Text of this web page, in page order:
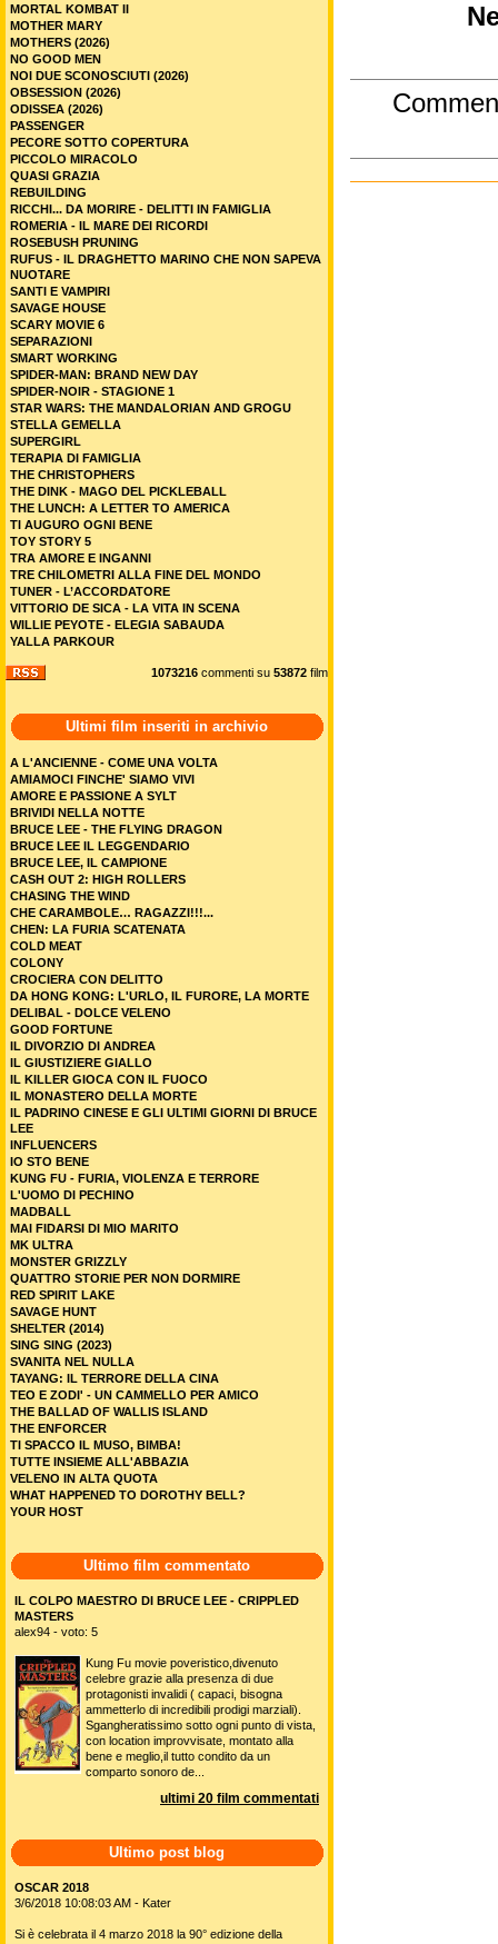
MORTAL KOMBAT II
MOTHER MARY
MOTHERS (2026)
NO GOOD MEN
NOI DUE SCONOSCIUTI (2026)
OBSESSION (2026)
ODISSEA (2026)
PASSENGER
PECORE SOTTO COPERTURA
PICCOLO MIRACOLO
QUASI GRAZIA
REBUILDING
RICCHI... DA MORIRE - DELITTI IN FAMIGLIA
ROMERIA - IL MARE DEI RICORDI
ROSEBUSH PRUNING
RUFUS - IL DRAGHETTO MARINO CHE NON SAPEVA
NUOTARE
SANTI E VAMPIRI
SAVAGE HOUSE
SCARY MOVIE 6
SEPARAZIONI
SMART WORKING
SPIDER-MAN: BRAND NEW DAY
SPIDER-NOIR - STAGIONE 1
STAR WARS: THE MANDALORIAN AND GROGU
STELLA GEMELLA
SUPERGIRL
TERAPIA DI FAMIGLIA
THE CHRISTOPHERS
THE DINK - MAGO DEL PICKLEBALL
THE LUNCH: A LETTER TO AMERICA
TI AUGURO OGNI BENE
TOY STORY 5
TRA AMORE E INGANNI
TRE CHILOMETRI ALLA FINE DEL MONDO
TUNER - L’ACCORDATORE
VITTORIO DE SICA - LA VITA IN SCENA
WILLIE PEYOTE - ELEGIA SABAUDA
YALLA PARKOUR
1073216 commenti su 53872 film
Ultimi film inseriti in archivio
A L'ANCIENNE - COME UNA VOLTA
AMIAMOCI FINCHE' SIAMO VIVI
AMORE E PASSIONE A SYLT
BRIVIDI NELLA NOTTE
BRUCE LEE - THE FLYING DRAGON
BRUCE LEE IL LEGGENDARIO
BRUCE LEE, IL CAMPIONE
CASH OUT 2: HIGH ROLLERS
CHASING THE WIND
CHE CARAMBOLE… RAGAZZI!!!...
CHEN: LA FURIA SCATENATA
COLD MEAT
COLONY
CROCIERA CON DELITTO
DA HONG KONG: L'URLO, IL FURORE, LA MORTE
DELIBAL - DOLCE VELENO
GOOD FORTUNE
IL DIVORZIO DI ANDREA
IL GIUSTIZIERE GIALLO
IL KILLER GIOCA CON IL FUOCO
IL MONASTERO DELLA MORTE
IL PADRINO CINESE E GLI ULTIMI GIORNI DI BRUCE
LEE
INFLUENCERS
IO STO BENE
KUNG FU - FURIA, VIOLENZA E TERRORE
L'UOMO DI PECHINO
MADBALL
MAI FIDARSI DI MIO MARITO
MK ULTRA
MONSTER GRIZZLY
QUATTRO STORIE PER NON DORMIRE
RED SPIRIT LAKE
SAVAGE HUNT
SHELTER (2014)
SING SING (2023)
SVANITA NEL NULLA
TAYANG: IL TERRORE DELLA CINA
TEO E ZODI' - UN CAMMELLO PER AMICO
THE BALLAD OF WALLIS ISLAND
THE ENFORCER
TI SPACCO IL MUSO, BIMBA!
TUTTE INSIEME ALL'ABBAZIA
VELENO IN ALTA QUOTA
WHAT HAPPENED TO DOROTHY BELL?
YOUR HOST
Ultimo film commentato
IL COLPO MAESTRO DI BRUCE LEE - CRIPPLED
MASTERS
alex94 - voto: 5
Kung Fu movie poveristico,divenuto
celebre grazie alla presenza di due
protagonisti invalidi ( capaci, bisogna
ammetterlo di incredibili prodigi marziali).
Sgangheratissimo sotto ogni punto di vista,
con location improvvisate, montato alla
bene e meglio,il tutto condito da un
comparto sonoro de...
ultimi 20 film commentati
Ultimo post blog
OSCAR 2018
3/6/2018 10:08:03 AM - Kater
Si è celebrata il 4 marzo 2018 la 90° edizione della